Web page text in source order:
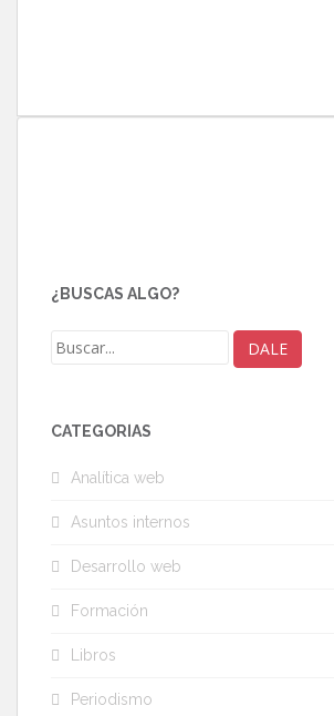
¿BUSCAS ALGO?
CATEGORÍAS
Analítica web
Asuntos internos
Desarrollo web
Formación
Libros
Periodismo